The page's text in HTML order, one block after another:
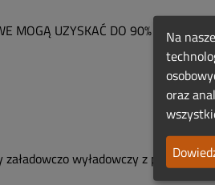
MOGĄ UZYSKAĆ DO 90%
wyładowczy z
Na
oraz